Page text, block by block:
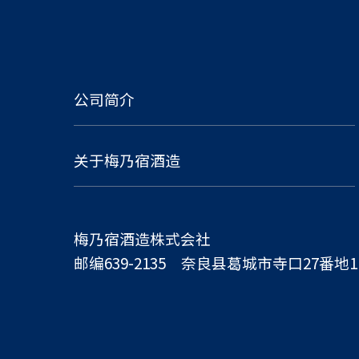
公司简介
关于梅乃宿酒造
梅乃宿酒造株式会社
邮编639-2135 奈良县葛城市寺口27番地1